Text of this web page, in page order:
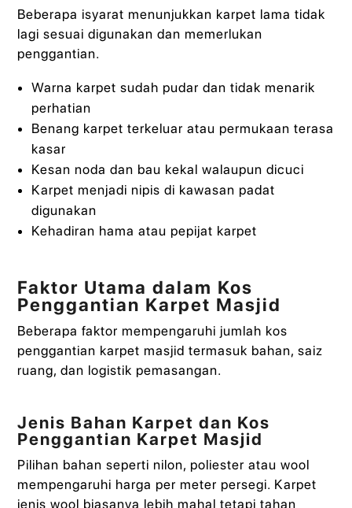
Beberapa isyarat menunjukkan karpet lama tidak
lagi sesuai digunakan dan memerlukan
penggantian.
Warna karpet sudah pudar dan tidak menarik
perhatian
Benang karpet terkeluar atau permukaan terasa
kasar
Kesan noda dan bau kekal walaupun dicuci
Karpet menjadi nipis di kawasan padat
digunakan
Kehadiran hama atau pepijat karpet
Faktor Utama dalam Kos
Penggantian Karpet Masjid
Beberapa faktor mempengaruhi jumlah kos
penggantian karpet masjid termasuk bahan, saiz
ruang, dan logistik pemasangan.
Jenis Bahan Karpet dan Kos
Penggantian Karpet Masjid
Pilihan bahan seperti nilon, poliester atau wool
mempengaruhi harga per meter persegi. Karpet
jenis wool biasanya lebih mahal tetapi tahan